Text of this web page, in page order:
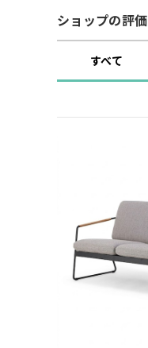
ショップの評価
すべて